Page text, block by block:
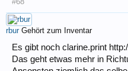
rbur Gehört zum Inventar
Es gibt noch clarine.print
Das geht etwas mehr in